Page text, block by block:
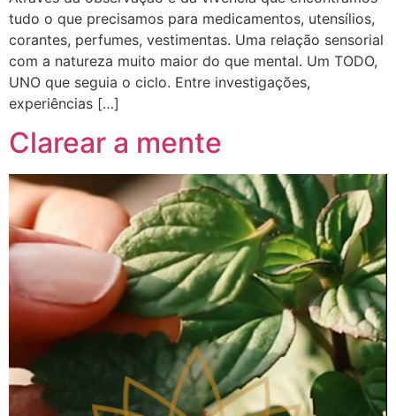
tudo o que precisamos para medicamentos, utensílios,
corantes, perfumes, vestimentas. Uma relação sensorial
com a natureza muito maior do que mental. Um TODO,
UNO que seguia o ciclo. Entre investigações,
experiências […]
Clarear a mente